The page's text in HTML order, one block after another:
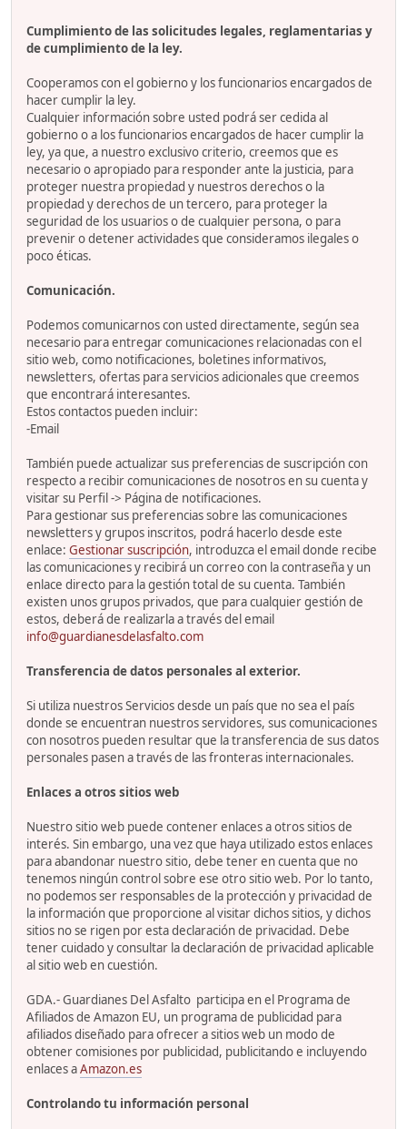
Cumplimiento de las solicitudes legales, reglamentarias y
de cumplimiento de la ley.
Cooperamos con el gobierno y los funcionarios encargados de
hacer cumplir la ley.
Cualquier información sobre usted podrá ser cedida al
gobierno o a los funcionarios encargados de hacer cumplir la
ley, ya que, a nuestro exclusivo criterio, creemos que es
necesario o apropiado para responder ante la justicia, para
proteger nuestra propiedad y nuestros derechos o la
propiedad y derechos de un tercero, para proteger la
seguridad de los usuarios o de cualquier persona, o para
prevenir o detener actividades que consideramos ilegales o
poco éticas.
Comunicación.
Podemos comunicarnos con usted directamente, según sea
necesario para entregar comunicaciones relacionadas con el
sitio web, como notificaciones, boletines informativos,
newsletters, ofertas para servicios adicionales que creemos
que encontrará interesantes.
Estos contactos pueden incluir:
-Email
También puede actualizar sus preferencias de suscripción con
respecto a recibir comunicaciones de nosotros en su cuenta y
visitar su Perfil -> Página de notificaciones.
Para gestionar sus preferencias sobre las comunicaciones
newsletters y grupos inscritos, podrá hacerlo desde este
enlace: Gestionar suscripción, introduzca el email donde recibe
las comunicaciones y recibirá un correo con la contraseña y un
enlace directo para la gestión total de su cuenta. También
existen unos grupos privados, que para cualquier gestión de
estos, deberá de realizarla a través del email
info@guardianesdelasfalto.com
Transferencia de datos personales al exterior.
Si utiliza nuestros Servicios desde un país que no sea el país
donde se encuentran nuestros servidores, sus comunicaciones
con nosotros pueden resultar que la transferencia de sus datos
personales pasen a través de las fronteras internacionales.
Enlaces a otros sitios web
Nuestro sitio web puede contener enlaces a otros sitios de
interés. Sin embargo, una vez que haya utilizado estos enlaces
para abandonar nuestro sitio, debe tener en cuenta que no
tenemos ningún control sobre ese otro sitio web. Por lo tanto,
no podemos ser responsables de la protección y privacidad de
la información que proporcione al visitar dichos sitios, y dichos
sitios no se rigen por esta declaración de privacidad. Debe
tener cuidado y consultar la declaración de privacidad aplicable
al sitio web en cuestión.
GDA.- Guardianes Del Asfalto participa en el Programa de
Afiliados de Amazon EU, un programa de publicidad para
afiliados diseñado para ofrecer a sitios web un modo de
obtener comisiones por publicidad, publicitando e incluyendo
enlaces aAmazon.es
Controlando tu información personal